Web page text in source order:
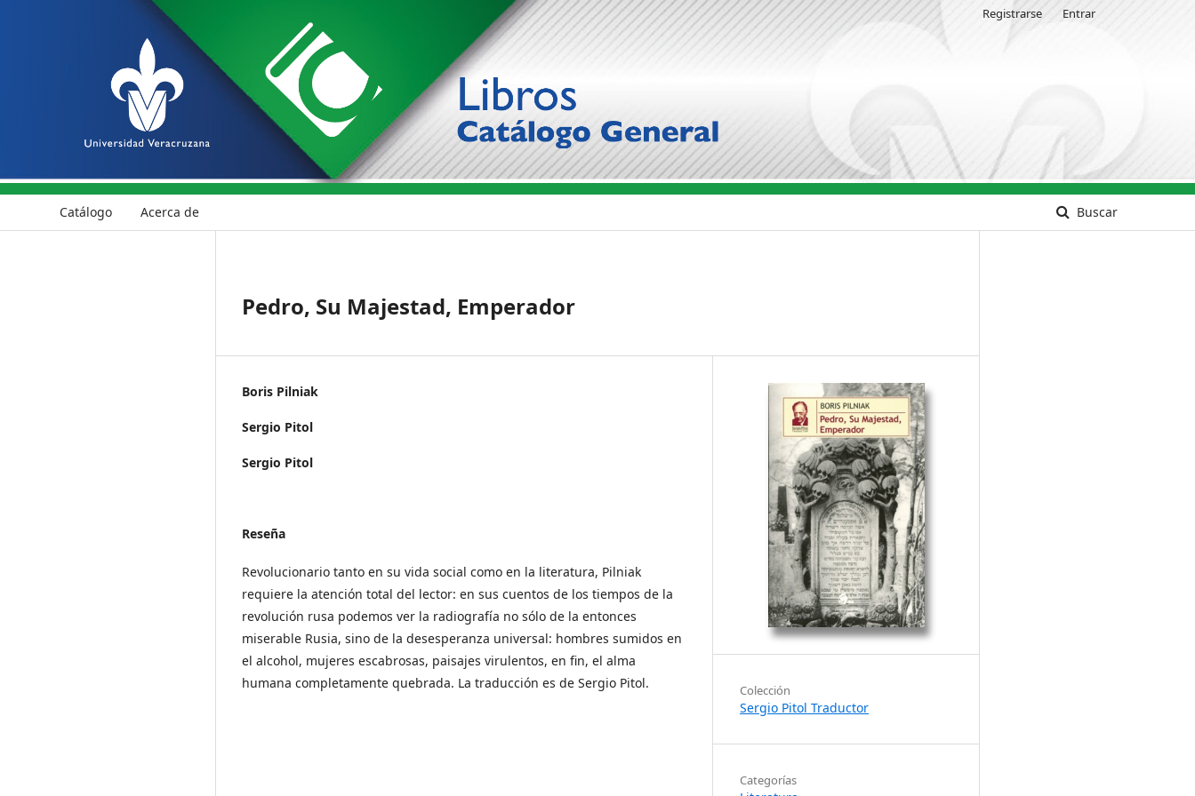
Catálogo Acerca de Buscar
Registrarse Entrar
Pedro, Su Majestad, Emperador
Boris Pilniak
Sergio Pitol
Sergio Pitol
Reseña
Revolucionario tanto en su vida social como en la literatura, Pilniak
requiere la atención total del lector: en sus cuentos de los tiempos de la
revolución rusa podemos ver la radiografía no sólo de la entonces
miserable Rusia, sino de la desesperanza universal: hombres sumidos en
el alcohol, mujeres escabrosas, paisajes virulentos, en fin, el alma
humana completamente quebrada. La traducción es de Sergio Pitol.
Colección
Sergio Pitol Traductor
Categorías